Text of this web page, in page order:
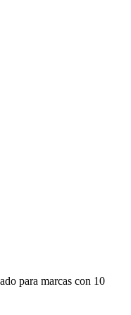
para marcas con 10